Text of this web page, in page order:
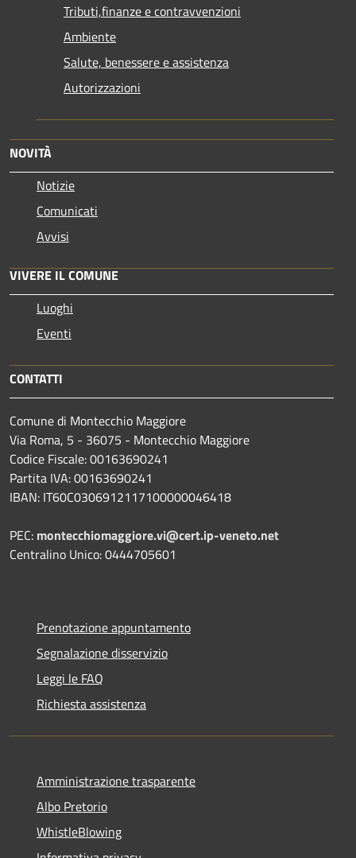
Tributi,finanze e contravvenzioni
Ambiente
Salute, benessere e assistenza
Autorizzazioni
NOVITÀ
Notizie
Comunicati
Avvisi
VIVERE IL COMUNE
Luoghi
Eventi
CONTATTI
Comune di Montecchio Maggiore
Via Roma, 5 - 36075 - Montecchio Maggiore
Codice Fiscale: 00163690241
Partita IVA: 00163690241
IBAN: IT60C0306912117100000046418
PEC: montecchiomaggiore.vi@cert.ip-veneto.net
Centralino Unico: 0444705601
Prenotazione appuntamento
Segnalazione disservizio
Leggi le FAQ
Richiesta assistenza
Amministrazione trasparente
Albo Pretorio
WhistleBlowing